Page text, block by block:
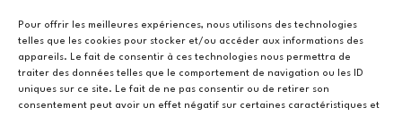
Pour offrir les meilleures expériences, nous utilisons des technologies
telles que les cookies pour stocker et/ou accéder aux informations des
appareils. Le fait de consentir à ces technologies nous permettra de
traiter des données telles que le comportement de navigation ou les ID
uniques sur ce site. Le fait de ne pas consentir ou de retirer son
consentement peut avoir un effet négatif sur certaines caractéristiques et
Politique de cookies (UE)